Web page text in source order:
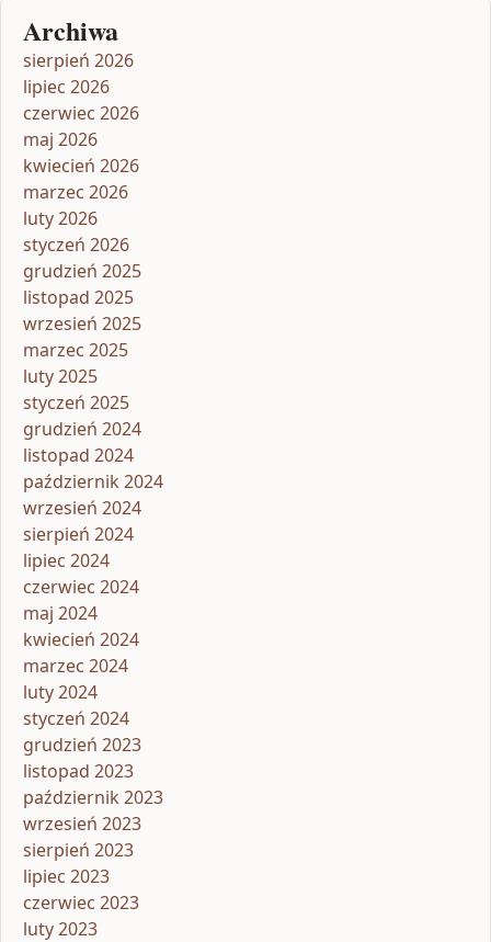
Archiwa
sierpień 2026
lipiec 2026
czerwiec 2026
maj 2026
kwiecień 2026
marzec 2026
luty 2026
styczeń 2026
grudzień 2025
listopad 2025
wrzesień 2025
marzec 2025
luty 2025
styczeń 2025
grudzień 2024
listopad 2024
październik 2024
wrzesień 2024
sierpień 2024
lipiec 2024
czerwiec 2024
maj 2024
kwiecień 2024
marzec 2024
luty 2024
styczeń 2024
grudzień 2023
listopad 2023
październik 2023
wrzesień 2023
sierpień 2023
lipiec 2023
czerwiec 2023
luty 2023